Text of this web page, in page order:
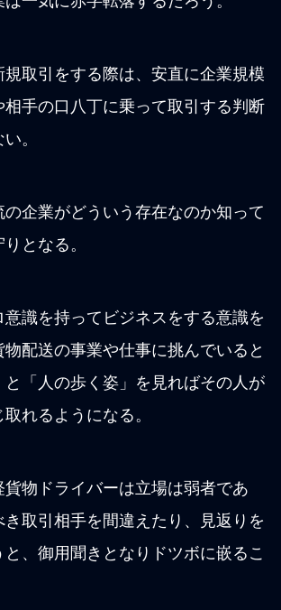
取引をする際は、安直に企業規模
手の口八丁に乗って取引する判断
。
企業がどういう存在なのか知って
となる。
識を持ってビジネスをする意識を
配送の事業や仕事に挑んでいると
と「人の歩く姿」を見ればその人が
れるようになる。
物ドライバーは立場は弱者であ
き取引相手を間違えたり、見返りを
、御用聞きとなりドツボに嵌るこ